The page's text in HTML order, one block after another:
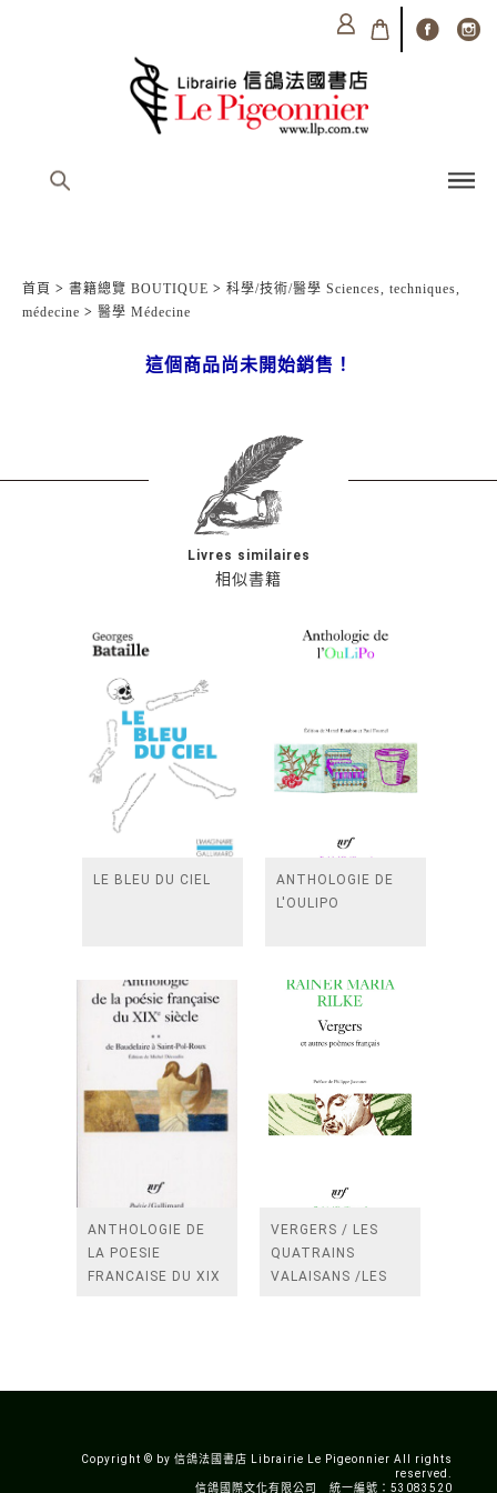
首頁 > 書籍總覽 BOUTIQUE > 科學/技術/醫學 Sciences, techniques,
médecine > 醫學 Médecine
這個商品尚未開始銷售！
相似書籍
Livres similaires
LE BLEU DU CIEL
ANTHOLOGIE DE
L'OULIPO
ANTHOLOGIE DE
LA POESIE
FRANCAISE DU XIX
VERGERS / LES
QUATRAINS
VALAISANS /LES
Copyright © by 信鴿法國書店 Librairie Le Pigeonnier All rights
reserved.
信鴿國際文化有限公司 統一編號：53083520